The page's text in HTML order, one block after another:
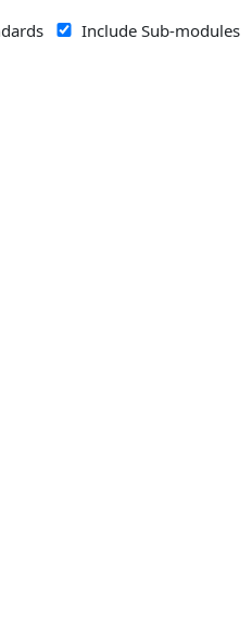
Include Sub-modules